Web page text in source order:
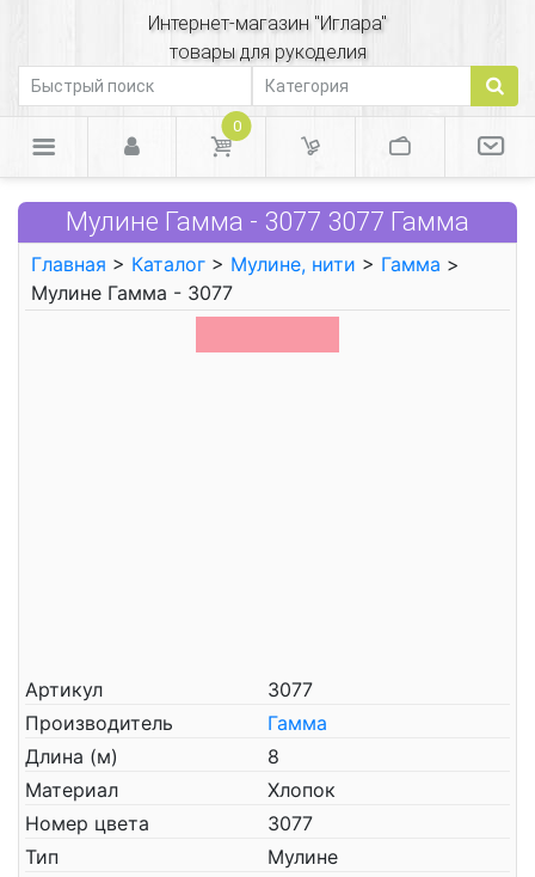
Интернет-магазин "Иглара"
товары для рукоделия
0
Мулине Гамма - 3077 3077 Гамма
Главная > Каталог > Мулине, нити > Гамма >
Мулине Гамма - 3077
Артикул
3077
Производитель
Гамма
Длина (м)
8
Материал
Хлопок
Номер цвета
3077
Тип
Мулине